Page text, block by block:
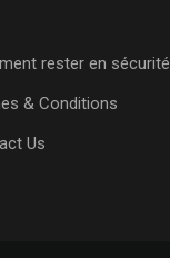
rester en sécurité
& Conditions
Us